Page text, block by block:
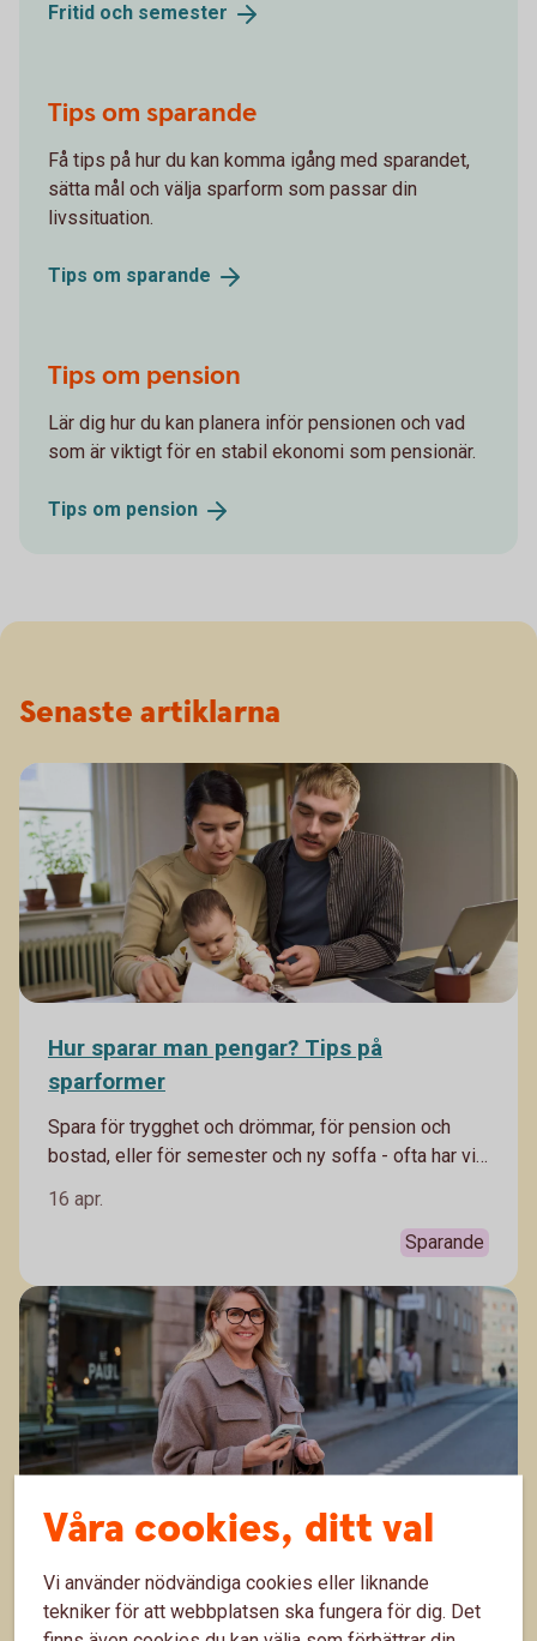
Fritid och semester
Tips om sparande
Få tips på hur du kan komma igång med sparandet,
sätta mål och välja sparform som passar din
livssituation.
Tips om sparande
Tips om pension
Lär dig hur du kan planera inför pensionen och vad
som är viktigt för en stabil ekonomi som pensionär.
Tips om pension
Senaste artiklarna
Hur sparar man pengar? Tips på
sparformer
Spara för trygghet och drömmar, för pension och
bostad, eller för semester och ny soffa - ofta har vi
vara klokt att spara i olika sparformer. Häng med,
Madelén Falkenhäll, Swedbanks ekonom för
16 apr.
Sparande
Pensionstips till dig som är i 30-årsåldern
Många som är i 30-årsåldern har hunnit jobba ett
Våra cookies, ditt val
Vi använder nödvändiga cookies eller liknande
tekniker för att webbplatsen ska fungera för dig. Det